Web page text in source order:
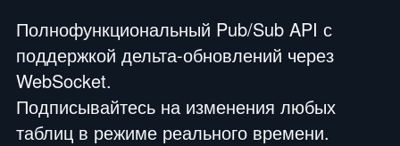
Полнофункциональный Pub/Sub API с
поддержкой дельта-обновлений через
WebSocket.
Подписывайтесь на изменения любых
таблиц в режиме реального времени.